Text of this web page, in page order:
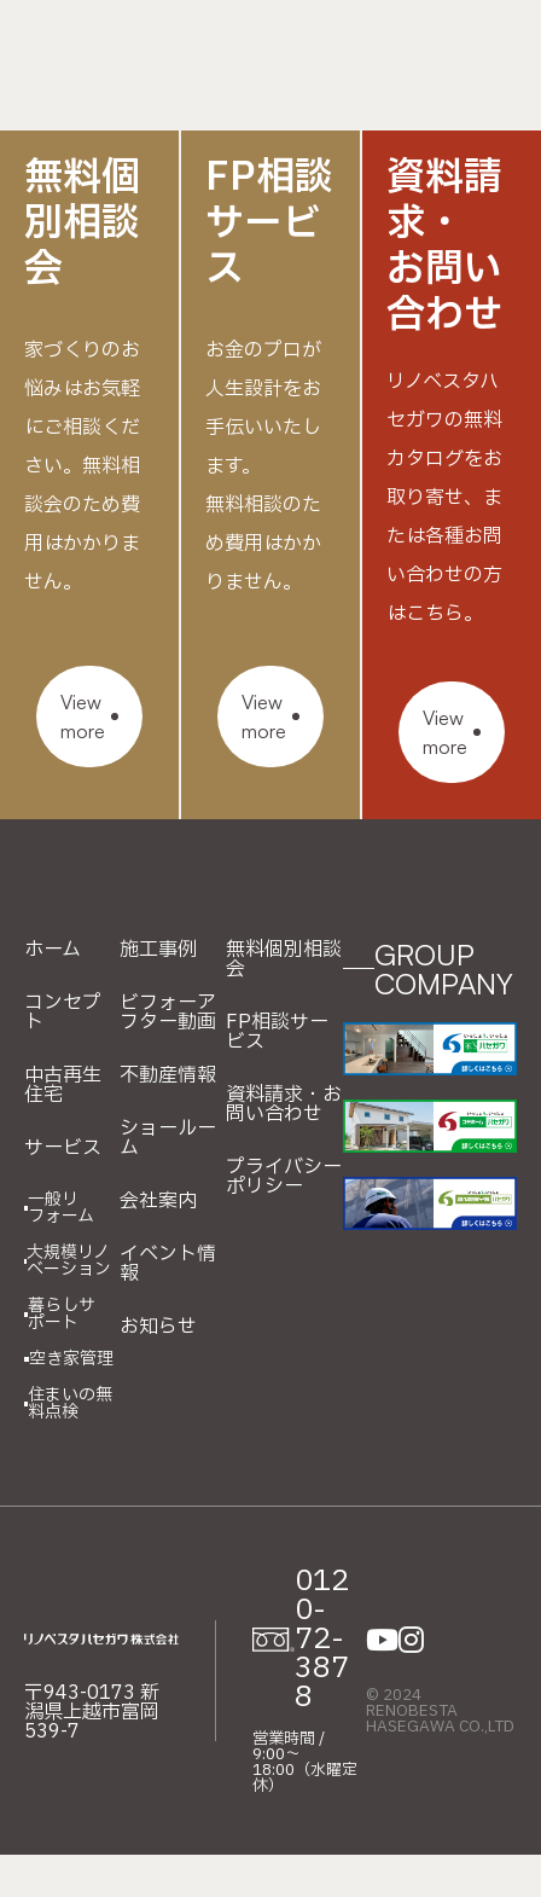
無料個
別相談
会
家づくりのお
悩みはお気軽
にご相談くだ
さい。 無料相
談会のため費
用はかかりま
せん。
View
more
FP相談
サービ
ス
お金のプロが
人生設計をお
手伝いいたし
ます。
無料相談のた
め費用はかか
りません。
View
more
資料請
求・
お問い
合わせ
リノベスタハ
セガワの無料
カタログをお
取り寄せ、 ま
たは各種お問
い合わせの方
はこちら。
View
more
ホーム
コンセプ
ト
中古再生
住宅
サービス
一般リ
フォーム
大規模リノ
ベーション
暮らしサ
ポート
空き家管理
住まいの無
料点検
施工事例
ビフォーア
フター動画
不動産情報
ショールー
ム
会社案内
イベント情
報
お知らせ
無料個別相談
会
FP相談サー
ビス
資料請求・お
問い合わせ
プライバシー
ポリシー
GROUP
COMPANY
〒943-0173 新
潟県上越市富岡
539-7
012
0-
72-
387
8
営業時間 /
9:00〜
18:00（水曜定
休）
© 2024
RENOBESTA
HASEGAWA CO.,LTD